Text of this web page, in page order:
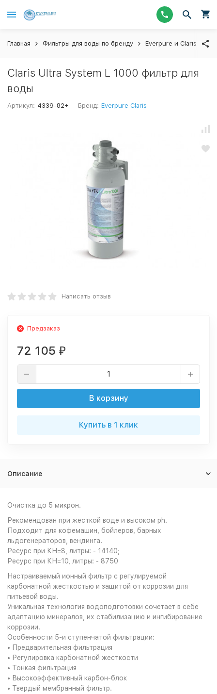
Главная Фильтры для воды по бренду Everpure и Claris
Claris Ultra System L 1000 фильтр для
воды
Артикул: 4339-82+ Бренд: Everpure Claris
Написать отзыв
Предзаказ
72 105 ₽
В корзину
Купить в 1 клик
Описание
Очистка до 5 микрон.
Рекомендован при жесткой воде и высоком ph.
Подходит для кофемашин, бойлеров, барных
льдогенераторов, вендинга.
Ресурс при КН=8, литры: - 14140;
Ресурс при КН=10, литры: - 8750
Настраиваемый ионный фильтр с регулируемой
карбонатной жесткостью и защитой от коррозии для
питьевой воды.
Уникальная технология водоподготовки сочетает в себе
адаптацию минералов, их стабилизацию и ингибирование
коррозии.
Особенности 5-и ступенчатой фильтрации:
• Предварительная фильтрация
• Регулировка карбонатной жесткости
• Тонкая фильтрация
• Высокоэффективный карбон-блок
• Твердый мембранный фильтр.